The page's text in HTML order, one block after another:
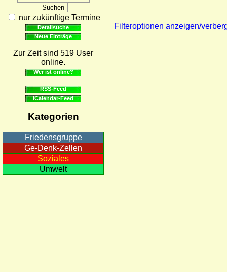
nur zukünftige Termine
Detailsuche
Neue Einträge
Zur Zeit sind 519 User
online.
Wer ist online?
RSS-Feed
iCalendar-Feed
Kategorien
Friedensgruppe
Ge-Denk-Zellen
Soziales
Umwelt
Filteroptionen anzeigen/